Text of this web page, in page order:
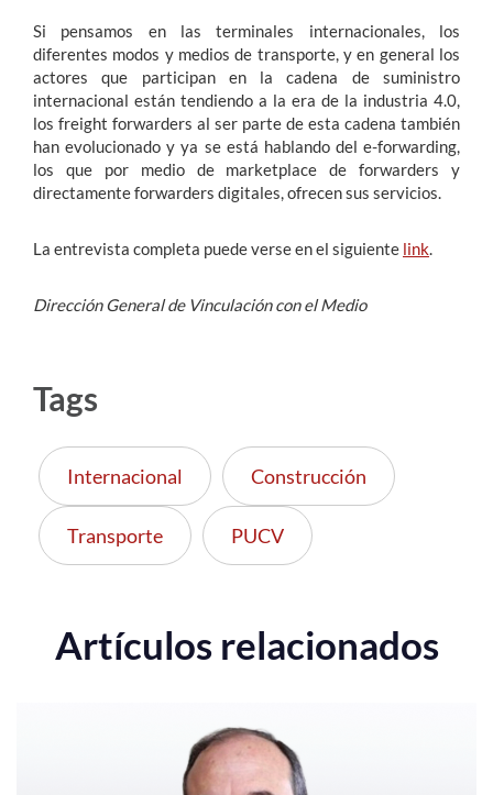
Si pensamos en las terminales internacionales, los
diferentes modos y medios de transporte, y en general los
actores que participan en la cadena de suministro
internacional están tendiendo a la era de la industria 4.0,
los freight forwarders al ser parte de esta cadena también
han evolucionado y ya se está hablando del e-forwarding,
los que por medio de marketplace de forwarders y
directamente forwarders digitales, ofrecen sus servicios.
La entrevista completa puede verse en el siguiente link.
Dirección General de Vinculación con el Medio
Tags
Internacional Construcción
Transporte PUCV
Artículos relacionados